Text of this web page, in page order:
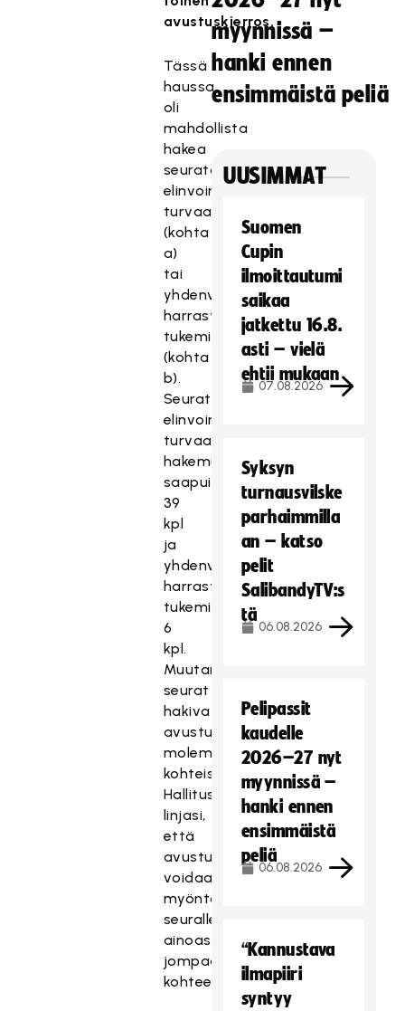
avustuskierros.
Tässä
haussa
oli
mahdollista
hakea
seuratoiminnan
elinvoimaisuuden
turvaamiseen
(kohta
a)
tai
yhdenvertaisten
harrastusmahdollisuuksien
tukemiseen
(kohta
b).
Seuratoiminnan
elinvoimaisuuden
turvaamiseen
hakemuksia
saapui
39
kpl
ja
yhdenvertaisten
harrastusmahdollisuuksien
tukemiseen
6
kpl.
Muutamat
seurat
hakivat
avustusta
molempiin
kohteisiin.
Hallitus
linjasi,
että
avustusta
voidaan
myöntää
seuralle
ainoastaan
jompaankumpaan
kohteeseen.
myynnissä –
hanki ennen
ensimmäistä peliä
UUSIMMAT
Suomen
Cupin
ilmoittautumi
saikaa
jatkettu 16.8.
asti – vielä
ehtii mukaan
07.08.2026
Syksyn
turnausvilske
parhaimmilla
an – katso
pelit
SalibandyTV:s
tä
06.08.2026
Pelipassit
kaudelle
2026–27 nyt
myynnissä –
hanki ennen
ensimmäistä
peliä
06.08.2026
“Kannustava
ilmapiiri
syntyy